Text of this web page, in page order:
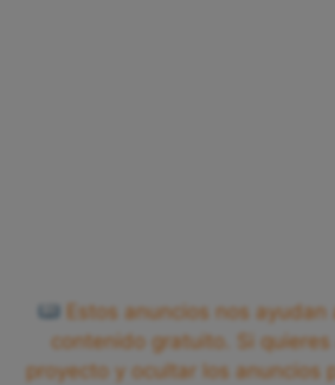
Estos anuncios nos
contenido gratuito. Si
proyecto y ocultar los anuncios